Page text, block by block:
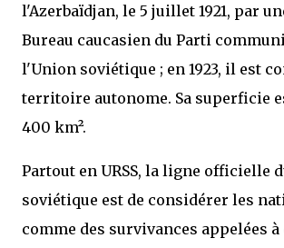
l'Azerbaïdjan, le 5 juillet 1921, par
Bureau caucasien du Parti
l'Union soviétique ; en 1923, il est
territoire autonome. Sa superficie
400 km².
Partout en URSS, la ligne officielle
soviétique est de considérer les
comme des survivances appelées